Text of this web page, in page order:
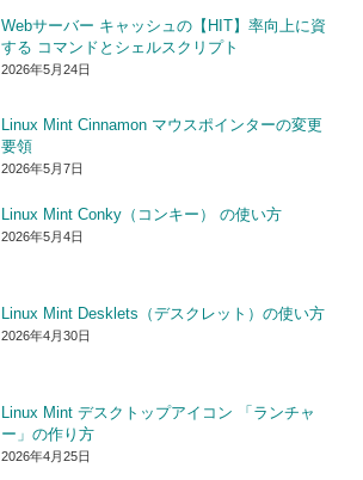
Webサーバー キャッシュの【HIT】率向上に資
する コマンドとシェルスクリプト
2026年5月24日
Linux Mint Cinnamon マウスポインターの変更
要領
2026年5月7日
Linux Mint Conky（コンキー） の使い方
2026年5月4日
Linux Mint Desklets（デスクレット）の使い方
2026年4月30日
Linux Mint デスクトップアイコン 「ランチャ
ー」の作り方
2026年4月25日